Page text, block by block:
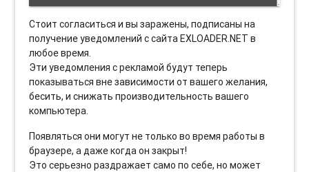
Стоит согласиться и вы заражены, подписаны на
получение уведомлений с сайта EXLOADER.NET в
любое время.
Эти уведомления с рекламой будут теперь
показываться вне зависимости от вашего желания,
бесить, и снижать производительность вашего
компьютера.
Появляться они могут не только во время работы в
браузере, а даже когда он закрыт!
Это серьезно раздражает само по себе, но может